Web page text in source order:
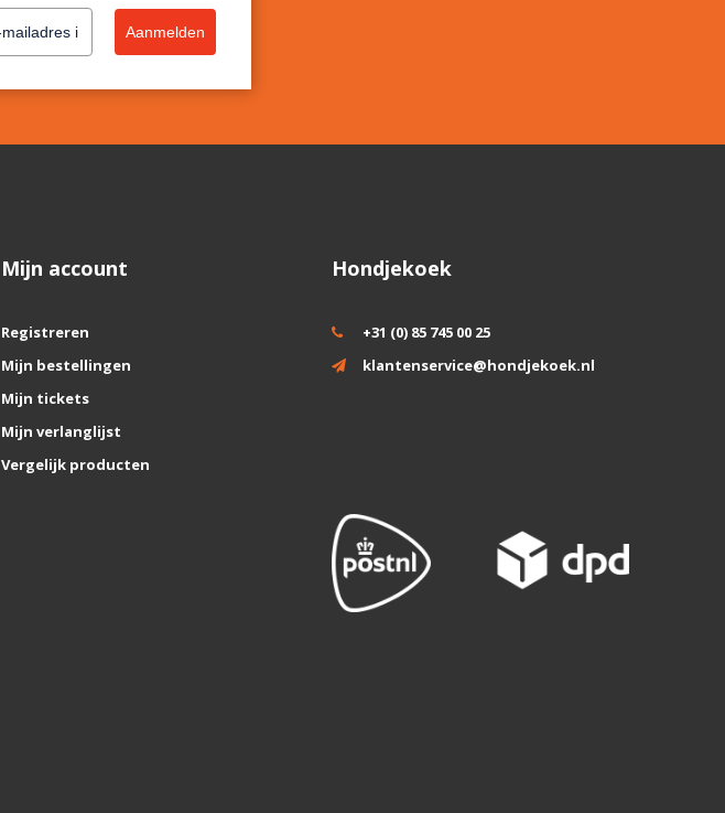
Aanmelden
Mijn account
Registreren
Mijn bestellingen
Mijn tickets
Mijn verlanglijst
Vergelijk producten
Hondjekoek
+31 (0) 85 745 00 25
klantenservice@hondjekoek.nl